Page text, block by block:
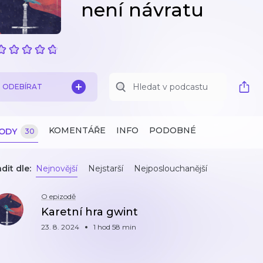
není návratu
ODEBÍRAT
30 KOMENTÁŘE INFO PODOBNÉ
dle: Nejnovější Nejstarší Nejposlouchanější
O epizodě
Karetní hra gwint
23. 8. 2024 1 hod 58 min